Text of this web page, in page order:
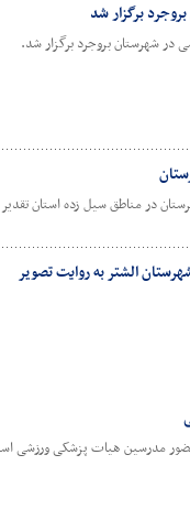
برگزار شد
در شهرستان بروجرد برگزار شد.
در مناطق سیل زده استان
الشتر به روایت تصویر
مدرسین هیات پزشکی ورزشی